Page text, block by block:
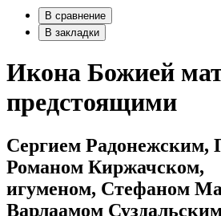
В сравнение
В закладки
Икона Божией
предстоящими
Сергием Радонежским,
Романом Киржачском,
игуменом, Стефаном
Варлаамом